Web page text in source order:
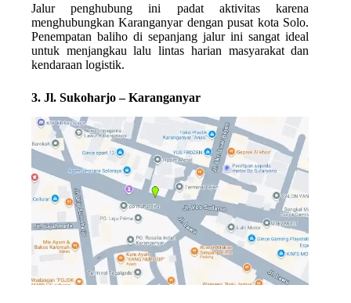
Jalur penghubung ini padat aktivitas karena
menghubungkan Karanganyar dengan pusat kota Solo.
Penempatan baliho di sepanjang jalur ini sangat ideal
untuk menjangkau lalu lintas harian masyarakat dan
kendaraan logistik.
3. Jl. Sukoharjo – Karanganyar